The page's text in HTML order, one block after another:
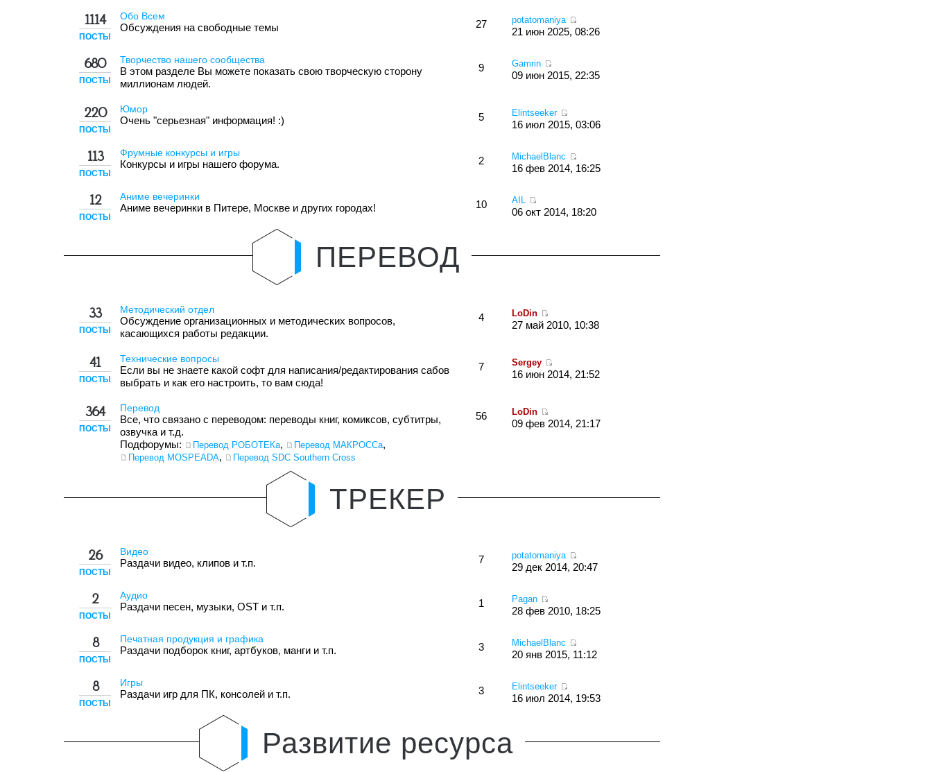
1114
ПОСТЫ
Обо Всем
Обсуждения на свободные темы
27 potatomaniya
21 июн 2025, 08:26
680
ПОСТЫ
Творчество нашего сообщества
В этом разделе Вы можете показать свою творческую сторону
миллионам людей.
9 Gamrin
09 июн 2015, 22:35
220
ПОСТЫ
Юмор
Очень "серьезная" информация! :)
5 Elintseeker
16 июл 2015, 03:06
113
ПОСТЫ
Фрумные конкурсы и игры
Конкурсы и игры нашего форума.
2 MichaelBlanc
16 фев 2014, 16:25
12
ПОСТЫ
Аниме вечеринки
Аниме вечеринки в Питере, Москве и других городах!
10 AIL
06 окт 2014, 18:20
ПЕРЕВОД
33
ПОСТЫ
Методический отдел
Обсуждение организационных и методических вопросов,
касающихся работы редакции.
4 LoDin
27 май 2010, 10:38
41
ПОСТЫ
Технические вопросы
Если вы не знаете какой софт для написания/редактирования сабов
выбрать и как его настроить, то вам сюда!
7 Sergey
16 июн 2014, 21:52
364
ПОСТЫ
Перевод
Все, что связано с переводом: переводы книг, комиксов, субтитры,
озвучка и т.д.
Подфорумы: Перевод РОБОТЕКа, Перевод МАКРОССа,
Перевод MOSPEADA, Перевод SDC Southern Cross
56 LoDin
09 фев 2014, 21:17
ТРЕКЕР
26
ПОСТЫ
Видео
Раздачи видео, клипов и т.п.
7 potatomaniya
29 дек 2014, 20:47
2
ПОСТЫ
Аудио
Раздачи песен, музыки, OST и т.п.
1 Pagan
28 фев 2010, 18:25
8
ПОСТЫ
Печатная продукция и графика
Раздачи подборок книг, артбуков, манги и т.п.
3 MichaelBlanc
20 янв 2015, 11:12
8
ПОСТЫ
Игры
Раздачи игр для ПК, консолей и т.п.
3 Elintseeker
16 июл 2014, 19:53
Развитие ресурса